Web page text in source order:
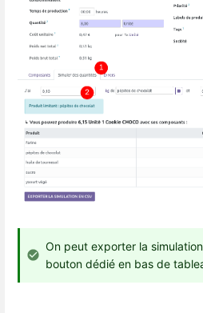
On peut exporter la
bouton dédié en bas de